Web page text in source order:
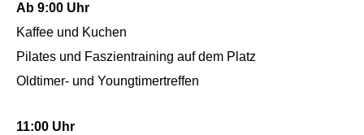
Ab 9:00 Uhr
Kaffee und Kuchen
Pilates und Faszientraining auf dem Platz
Oldtimer- und Youngtimertreffen
11:00 Uhr